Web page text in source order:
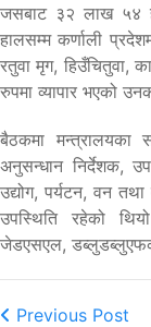
जसबाट ३२ लाख ५४
हालसम्म कर्णाली
रतुवा मृग, हिउँचितुवा,
रुपमा व्यापार भएको
बैठकमा मन्त्रालयका
अनुसन्धान निर्देशक,
उद्योग, पर्यटन, वन
उपस्थिति रहेको
जेडएसएल,
Previous Post